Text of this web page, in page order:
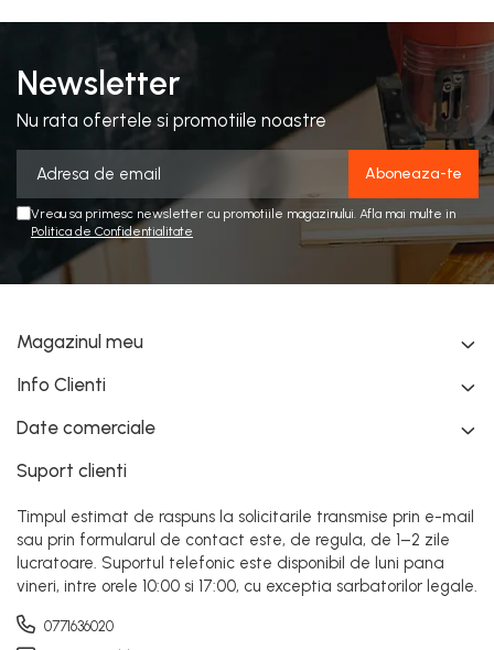
Newsletter
Nu rata ofertele si promotiile noastre
Vreau sa primesc newsletter cu promotiile magazinului. Afla mai multe in
Politica de Confidentialitate
Magazinul meu
Info Clienti
Date comerciale
Suport clienti
Timpul estimat de raspuns la solicitarile transmise prin e-mail
sau prin formularul de contact este, de regula, de 1–2 zile
lucratoare. Suportul telefonic este disponibil de luni pana
vineri, intre orele 10:00 si 17:00, cu exceptia sarbatorilor legale.
0771636020